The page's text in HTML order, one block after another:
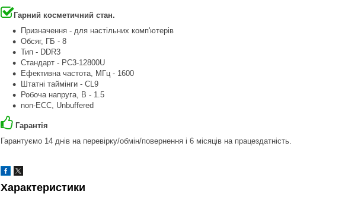
Гарний косметичний стан.
Призначення - для настільних комп'ютерів
Обсяг, ГБ - 8
Тип - DDR3
Стандарт - PC3-12800U
Ефективна частота, МГц - 1600
Штатні таймінги - CL9
Робоча напруга, В - 1.5
non-ECC, Unbuffered
Гарантія
Гарантуємо 14 днів на перевірку/обмін/повернення і 6 місяців на працездатність.
Характеристики